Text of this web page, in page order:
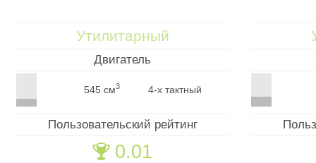
Утилитарный
Двигатель
545 см3 4-х тактный
Пользовательский рейтинг
🏆 0.01